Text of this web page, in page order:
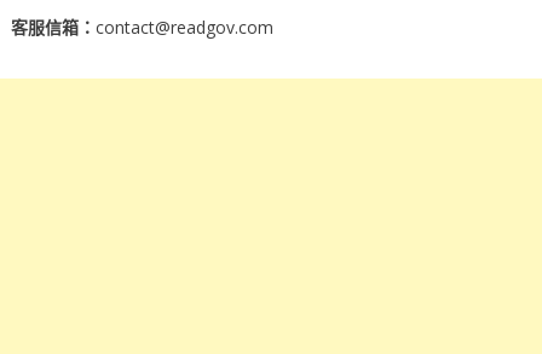
客服信箱： contact@readgov.com